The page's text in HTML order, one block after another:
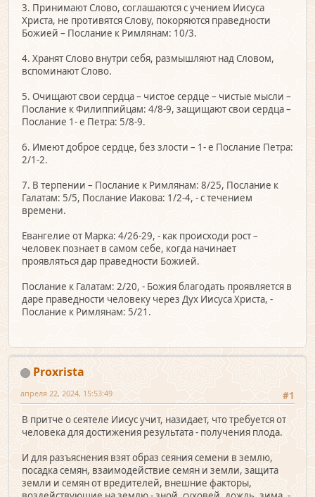
3. Принимают Слово, соглашаются с учением Иисуса
Христа, не противятся Слову, покоряются праведности
Божией – Послание к Римлянам: 10/3.
4. Хранят Слово внутри себя, размышляют над Словом,
вспоминают Слово.
5. Очищают свои сердца – чистое сердце – чистые мысли –
Послание к Филиппийцам: 4/8-9, защищают свои сердца –
Послание 1- е Петра: 5/8-9.
6. Имеют доброе сердце, без злости – 1- е Послание Петра:
2/1-2.
7. В терпении – Послание к Римлянам: 8/25, Послание к
Галатам: 5/5, Послание Иакова: 1/2-4, - с течением
времени.
Евангелие от Марка: 4/26-29, - как происходи рост –
человек познает в самом себе, когда начинает
проявляться дар праведности Божией.
Послание к Галатам: 2/20, - Божия благодать проявляется в
даре праведности человеку через Дух Иисуса Христа, -
Послание к Римлянам: 5/21.
Proxrista
#1
апреля 22, 2024, 15:53:49
В притче о сеятеле Иисус учит, назидает, что требуется от
человека для достижения результата - получения плода.
И для разъяснения взят образ сеяния семени в землю,
посадка семян, взаимодействие семян и земли, защита
земли и семян от вредителей, внешние факторы,